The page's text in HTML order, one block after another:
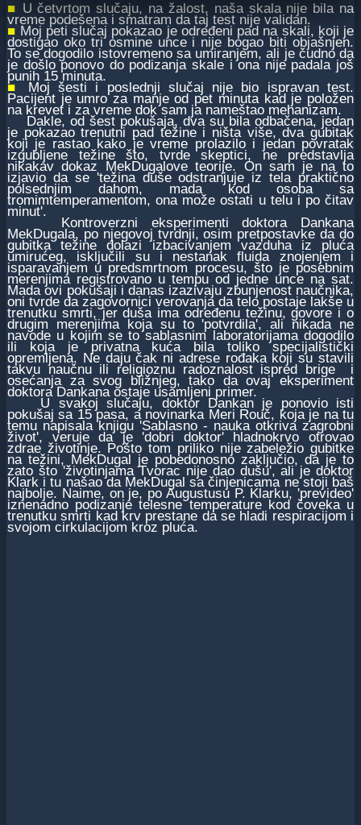
■ U četvrtom slučaju, na žalost, naša skala nije bila na
vreme podešena i smatram da taj test nije validan.
■ Moj peti slučaj pokazao je određeni pad na skali, koji je
dostigao oko tri osmine unce i nije bogao biti objašnjen.
To se dogodilo istovremeno sa umiranjem, ali je čudno da
je došlo ponovo do podizanja skale i ona nije padala još
punih 15 minuta.
■ Moj šesti i poslednji slučaj nije bio ispravan test.
Pacijent je umro za manje od pet minuta kad je položen
na krevet i za vreme dok sam ja nameštao mehanizam.
Dakle, od šest pokušaja, dva su bila odbačena, jedan
je pokazao trenutni pad težine i ništa više, dva gubitak
koji je rastao kako je vreme prolazilo i jedan povratak
izgubljene težine što, tvrde skeptici, ne predstavlja
nikakav dokaz MekDugalove teorije. On sam je na to
izjavio da se 'težina duše odstranjuje iz tela praktično
polsednjim dahom, mada kod osoba sa
tromimtemperamentom, ona može ostati u telu i po čitav
minut'.
Kontroverzni eksperimenti doktora Dankana
MekDugala, po njegovoj tvrdnji, osim pretpostavke da do
gubitka težine dolazi izbacivanjem vazduha iz pluća
umirućeg, isključili su i nestanak fluida znojenjem i
isparavanjem u predsmrtnom procesu, što je posebnim
merenjima registrovano u tempu od jedne unce na sat.
Mada ovi pokušaji i danas izazivaju zbunjenost naučnika,
oni tvrde da zagovornici verovanja da telo postaje lakše u
trenutku smrti, jer duša ima određenu težinu, govore i o
drugim merenjima koja su to 'potvrdila', ali nikada ne
navode u kojim se to sablasnim laboratorijama dogodilo
ili koja je privatna kuća bila toliko specijalistički
opremljena. Ne daju čak ni adrese rođaka koji su stavili
takvu naučnu ili religioznu radoznalost ispred brige i
osećanja za svog bližnjeg, tako da ovaj eksperiment
doktora Dankana ostaje usamljeni primer.
U svakoj slučaju, doktor Dankan je ponovio isti
pokušaj sa 15 pasa, a novinarka Meri Rouč, koja je na tu
temu napisala knjigu 'Sablasno - nauka otkriva zagrobni
život', veruje da je 'dobri doktor' hladnokrvo otrovao
zdrae životinje. Pošto tom priliko nije zabeležio gubitke
na težini, MekDugal je pobedonosno zaključio, da je to
zato što 'životinjama Tvorac nije dao dušu', ali je doktor
Klark i tu našao da MekDugal sa činjenicama ne stoji baš
najbolje. Naime, on je, po Augustusu P. Klarku, 'prevideo'
iznenadno podizanje telesne temperature kod čoveka u
trenutku smrti kad krv prestane da se hladi respiracijom i
svojom cirkulacijom kroz pluća.